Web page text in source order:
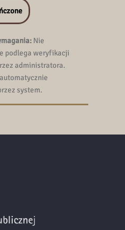
Nie
podlega weryfikacji
administratora.
system.